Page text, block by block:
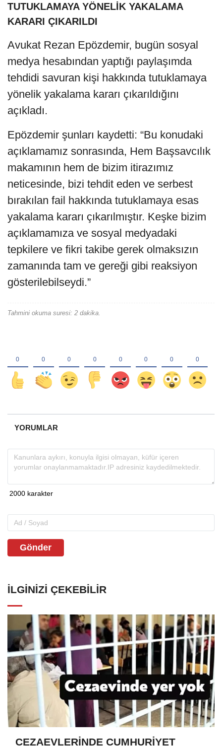
TUTUKLAMAYA YÖNELİK YAKALAMA
KARARI ÇIKARILDI
Avukat Rezan Epözdemir, bugün sosyal
medya hesabından yaptığı paylaşımda
tehdidi savuran kişi hakkında tutuklamaya
yönelik yakalama kararı çıkarıldığını
açıkladı.
Epözdemir şunları kaydetti: “Bu konudaki
açıklamamız sonrasında, Hem Başsavcılık
makamının hem de bizim itirazımız
neticesinde, bizi tehdit eden ve serbest
bırakılan fail hakkında tutuklamaya esas
yakalama kararı çıkarılmıştır. Keşke bizim
açıklamamıza ve sosyal medyadaki
tepkilere ve fikri takibe gerek olmaksızın
zamanında tam ve gereği gibi reaksiyon
gösterilebilseydi.”
Tahmini okuma suresi: 2 dakika.
YORUMLAR
Gönder
İLGINIZI ÇEKEBILIR
CEZAEVLERİNDE CUMHURİYET